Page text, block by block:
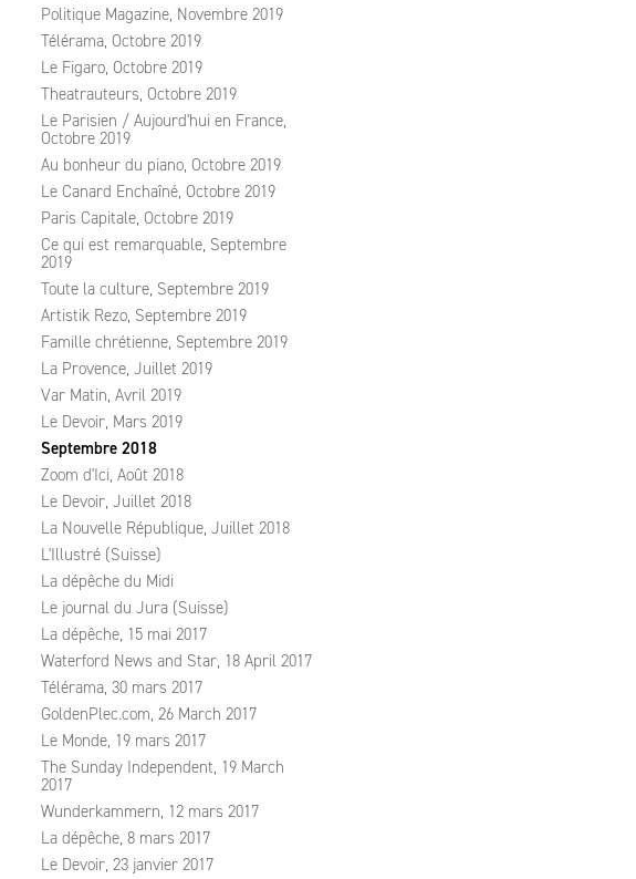
Politique Magazine, Novembre 2019
Télérama, Octobre 2019
Le Figaro, Octobre 2019
Theatrauteurs, Octobre 2019
Le Parisien / Aujourd'hui en France,
Octobre 2019
Au bonheur du piano, Octobre 2019
Le Canard Enchaîné, Octobre 2019
Paris Capitale, Octobre 2019
Ce qui est remarquable, Septembre
2019
Toute la culture, Septembre 2019
Artistik Rezo, Septembre 2019
Famille chrétienne, Septembre 2019
La Provence, Juillet 2019
Var Matin, Avril 2019
Le Devoir, Mars 2019
Septembre 2018
Zoom d'Ici, Août 2018
Le Devoir, Juillet 2018
La Nouvelle République, Juillet 2018
L'Illustré (Suisse)
La dépêche du Midi
Le journal du Jura (Suisse)
La dépêche, 15 mai 2017
Waterford News and Star, 18 April 2017
Télérama, 30 mars 2017
GoldenPlec.com, 26 March 2017
Le Monde, 19 mars 2017
The Sunday Independent, 19 March
2017
Wunderkammern, 12 mars 2017
La dépêche, 8 mars 2017
Le Devoir, 23 janvier 2017